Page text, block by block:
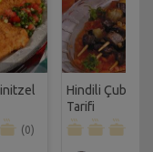
(0)
Hindili Çubuk
Tarifi